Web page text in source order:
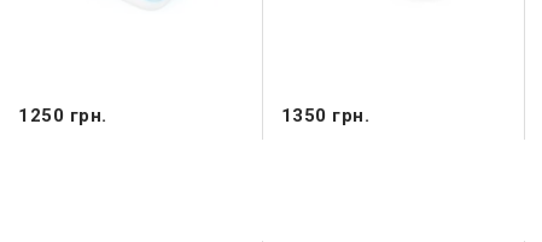
1250 грн. 1350 грн.